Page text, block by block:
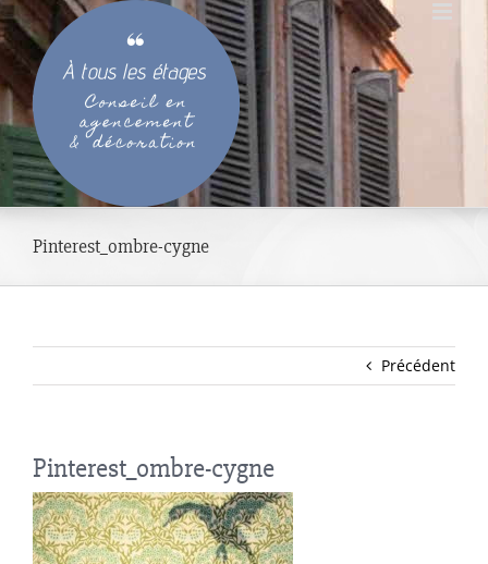
Passer
au
contenu
Pinterest_ombre-cygne
Précédent
Pinterest_ombre-cygne